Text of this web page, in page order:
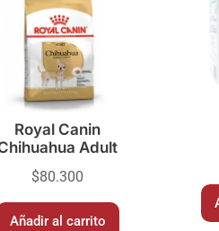
Royal Canin
Adult
$80.300
Añadir al carrito